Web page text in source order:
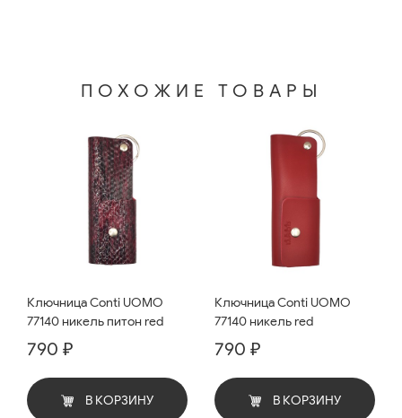
ПОХОЖИЕ ТОВАРЫ
Ключница Conti UOMO
77140 никель питон red
790 ₽
В КОРЗИНУ
Ключница Conti UOMO
77140 никель red
790 ₽
В КОРЗИНУ